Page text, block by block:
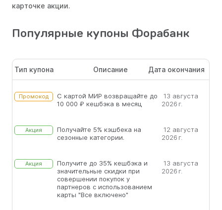
карточке акции.
Популярные купоны Форабанк
Тип купона Описание Дата окончания
Промокод
С картой МИР возвращайте до
10 000 ₽ кешбэка в месяц
13 августа
2026 г.
Акция
Получайте 5% кэшбека на
сезонные категории.
12 августа
2026 г.
Акция
Получите до 35% кешбэка и
значительные скидки при
совершении покупок у
партнеров с использованием
карты "Все включено"
13 августа
2026 г.